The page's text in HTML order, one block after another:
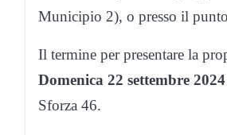
Municipio 2), o presso il
Il termine per presentare la
Domenica 22 settembre
Sforza 46.